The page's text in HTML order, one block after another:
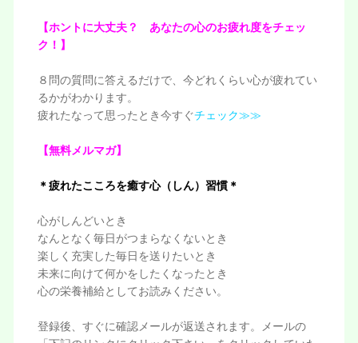
【ホントに大丈夫？ あなたの心のお疲れ度をチェッ
ク！】
８問の質問に答えるだけで、今どれくらい心が疲れてい
るかがわかります。
疲れたなって思ったとき今すぐチェック≫≫
【無料メルマガ】
＊疲れたこころを癒す心（しん）習慣＊
心がしんどいとき
なんとなく毎日がつまらなくないとき
楽しく充実した毎日を送りたいとき
未来に向けて何かをしたくなったとき
心の栄養補給としてお読みください。
登録後、すぐに確認メールが返送されます。メールの